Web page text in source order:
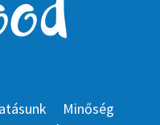
Minőség